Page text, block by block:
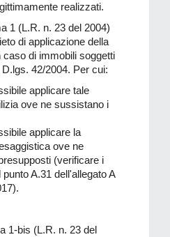
realizzati.
1 (L.R. n. 23 del 2004)
di applicazione della
caso di immobili soggetti
42/2004. Per cui:
applicare tale
ove ne sussistano i
applicare la
ove ne
(verificare i
A.31 dell'allegato A
1-bis (L.R. n. 23 del